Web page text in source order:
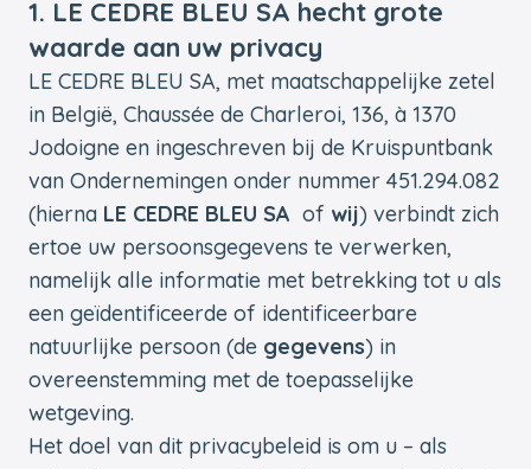
1. LE CEDRE BLEU SA hecht grote
waarde aan uw privacy
LE CEDRE BLEU SA, met maatschappelijke zetel
in België, Chaussée de Charleroi, 136, à 1370
Jodoigne en ingeschreven bij de Kruispuntbank
van Ondernemingen onder nummer 451.294.082
(hierna LE CEDRE BLEU SA of wij) verbindt zich
ertoe uw persoonsgegevens te verwerken,
namelijk alle informatie met betrekking tot u als
een geïdentificeerde of identificeerbare
natuurlijke persoon (de gegevens) in
overeenstemming met de toepasselijke
wetgeving.
Het doel van dit privacybeleid is om u – als